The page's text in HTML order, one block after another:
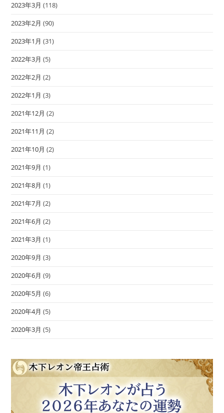
2023年3月 (118)
2023年2月 (90)
2023年1月 (31)
2022年3月 (5)
2022年2月 (2)
2022年1月 (3)
2021年12月 (2)
2021年11月 (2)
2021年10月 (2)
2021年9月 (1)
2021年8月 (1)
2021年7月 (2)
2021年6月 (2)
2021年3月 (1)
2020年9月 (3)
2020年6月 (9)
2020年5月 (6)
2020年4月 (5)
2020年3月 (5)